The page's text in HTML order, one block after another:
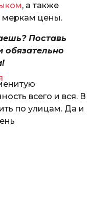
, а также
меркам цены.
Поставь
обязательно
всего и вся. В
по улицам. Да и